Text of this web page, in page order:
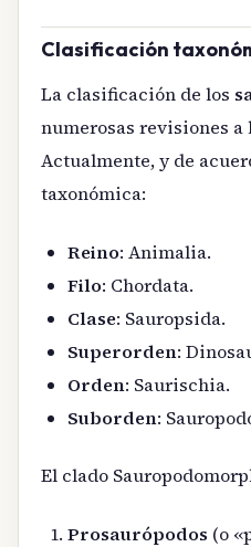
Clasificación
La clasificación de los
numerosas revisiones
Actualmente, y de
taxonómica:
Reino: Animalia.
Filo: Chordata.
Clase: Sauropsida.
Superorden:
Orden: Saurischia.
Suborden:
El clado
Prosaurópodos (o